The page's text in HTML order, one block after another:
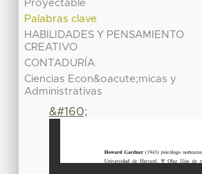
Proyectable
Palabras clave
HABILIDADES Y PENSAMIENTO
CREATIVO
CONTADURÍA
Ciencias Econ&oacute;micas y
Administrativas
&#160;